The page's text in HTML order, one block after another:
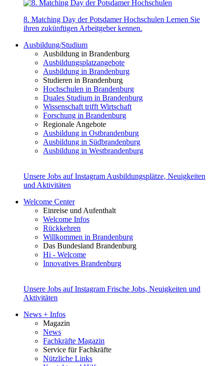
8. Matching Day der Potsdamer Hochschulen Lernen Sie
ihren zukünftigen Arbeitgeber kennen.
Ausbildung/Studium
Ausbildung in Brandenburg
Ausbildungsplatzangebote
Ausbildung in Brandenburg
Studieren in Brandenburg
Hochschulen in Brandenburg
Duales Studium in Brandenburg
Wissenschaft trifft Wirtschaft
Forschung in Brandenburg
Regionale Angebote
Ausbildung in Ostbrandenburg
Ausbildung in Südbrandenburg
Ausbildung in Westbrandenburg
Unsere Jobs auf Instagram Ausbildungsplätze, Neuigkeiten
und Aktivitäten
Welcome Center
Einreise und Aufenthalt
Welcome Infos
Rückkehren
Willkommen in Brandenburg
Das Bundesland Brandenburg
Hi - Welcome
Innovatives Brandenburg
Unsere Jobs auf Instagram Frische Jobs, Neuigkeiten und
Aktivitäten
News + Infos
Magazin
News
Fachkräfte Magazin
Service für Fachkräfte
Nützliche Links